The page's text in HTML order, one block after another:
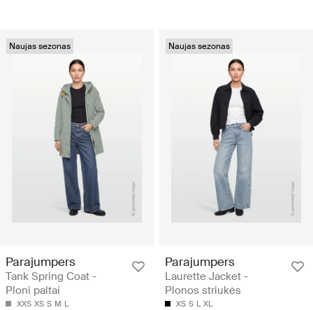
Naujas sezonas
Parajumpers
Tank Spring Coat -
Ploni paltai
XXS XS S M L
Naujas sezonas
Parajumpers
Laurette Jacket -
Plonos striukės
XS S L XL